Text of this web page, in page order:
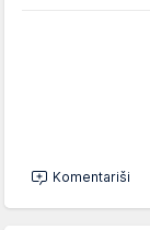
Komentariši